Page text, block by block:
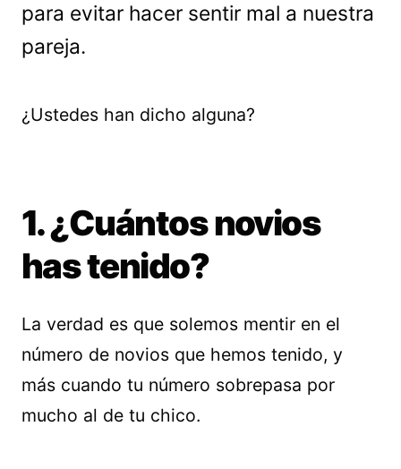
para evitar hacer sentir mal a nuestra
pareja.
¿Ustedes han dicho alguna?
1. ¿Cuántos novios
has tenido?
La verdad es que solemos mentir en el
número de novios que hemos tenido, y
más cuando tu número sobrepasa por
mucho al de tu chico.